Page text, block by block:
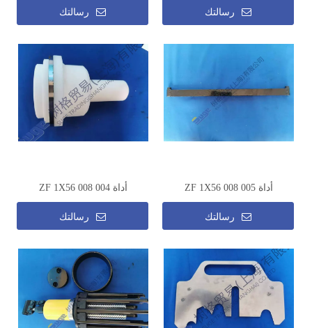
رسالتك رسالتك
أداة ZF 1X56 008 004
رسالتك
أداة ZF 1X56 008 005
رسالتك